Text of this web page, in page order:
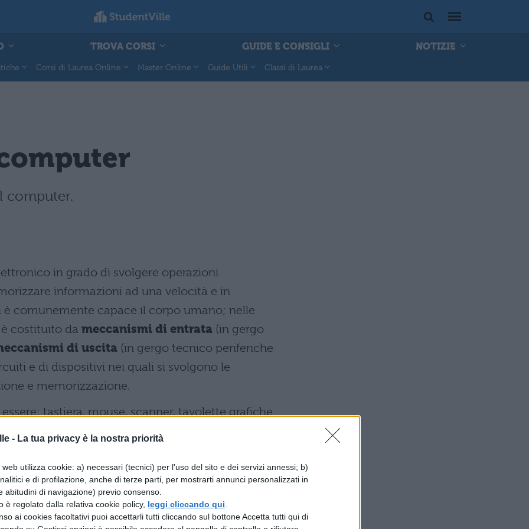
- La tua privacy è la nostra priorità
utilizza cookie: a) necessari (tecnici) per l'uso del sito e dei servizi annessi; b)
e di profilazione, anche di terze parti, per mostrarti annunci personalizzati in
abitudini di navigazione) previo consenso.
è regolato dalla relativa cookie policy, leggi cliccando qui
ai cookies facoltativi puoi accettarli tutti cliccando sul bottone Accetta tutti qui di
TROVA CORSI GUIDE E CONSIGLI
NOTIZIE
Corsi di Laurea Online Master Online Guide Utili Classi di Laurea
computer.
in grado di svolgere operazioni
informazioni ad una velocità e in
comunemente capace il corpo umano; nelle
costituito da meccanismi di entrata (in gergo
di uscita (in gergo tecnico periferiche
e di dispositivi nei quali si svolgono le
e memorizzazione.
tastiera, mouse, scanner, tavolette grafiche
di controllo sono svolte dalla CPUe dai vari chip
specifici per determinati tipi di elaborazione.